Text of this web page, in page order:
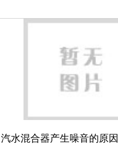
汽水混合器产生噪音的原因